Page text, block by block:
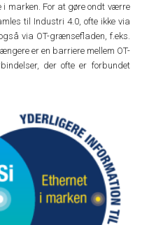
marken. For at gøre ondt værre
til Industri 4.0, ofte ikke via
via OT-grænsefladen, f.eks.
er en barriere mellem OT-
der ofte er forbundet